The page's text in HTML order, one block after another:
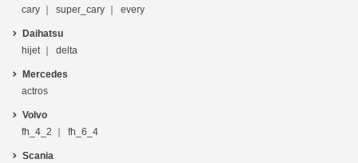
cary
super_cary every
Daihatsu
hijet
delta
Mercedes
actros
Volvo
fh_4_2
fh_6_4
Scania